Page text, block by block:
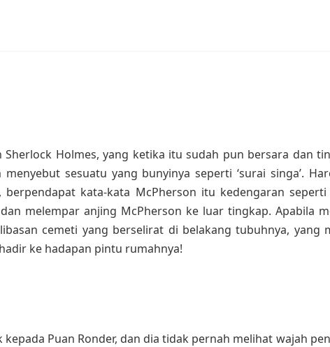
Holmes, yang ketika itu sudah pun bersara dan
sesuatu yang bunyinya seperti ‘surai singa’.
kata-kata McPherson itu kedengaran
melempar anjing McPherson ke luar tingkap. Apabila
cemeti yang berselirat di belakang tubuhnya, yang
ke hadapan pintu rumahnya!
Puan Ronder, dan dia tidak pernah melihat wajah